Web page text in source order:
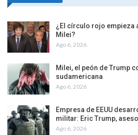
¿El círculo rojo empieza
Milei?
Ago 6, 2026
Milei, el peón de Trump
sudamericana
Ago 6, 2026
Empresa de EEUU
militar: Eric Trump,
Ago 6, 2026